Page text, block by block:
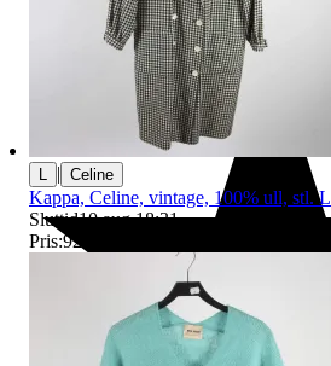
| Celine
Kappa, Celine, vintage, 100% ull, stl. L
Sluttid10 aug 18:31.
Pris:925 kr